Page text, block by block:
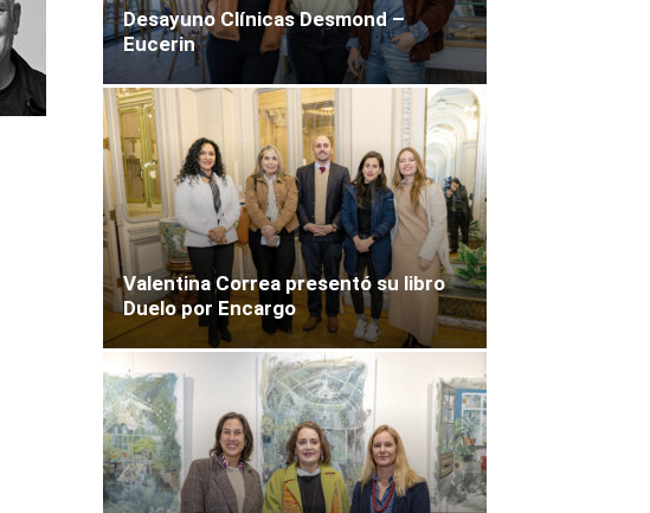
Desayuno Clínicas Desmond –
Eucerin
Valentina Correa presentó su libro
Duelo por Encargo